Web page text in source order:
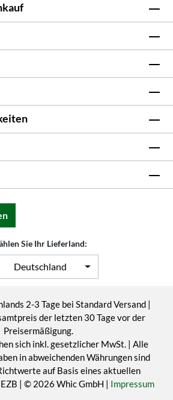
Sie Ihr Lieferland:
Deutschland
2-3 Tage bei Standard Versand |
der letzten 30 Tage vor der
Preisermäßigung.
sich inkl. gesetzlicher MwSt. | Alle
in abweichenden Währungen sind
auf Basis eines aktuellen
| © 2026 Whic GmbH | Impressum